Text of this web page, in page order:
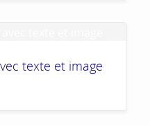
texte et image